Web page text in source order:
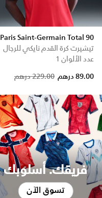
Paris Saint-Germain Total 90
تيشيرت كرة القدم نايكي للرجال
عدد الألوان 1
Price reduced from
229.00 درهم to 89.00 درهم
فريقك. أسلوبك
تسوق الآن